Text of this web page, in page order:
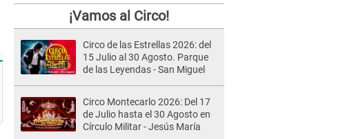
¡Vamos al Circo!
Circo de las Estrellas 2026: del
15 Julio al 30 Agosto. Parque
de las Leyendas - San Miguel
Circo Montecarlo 2026: Del 17
de Julio hasta el 30 Agosto en
Círculo Militar - Jesús María